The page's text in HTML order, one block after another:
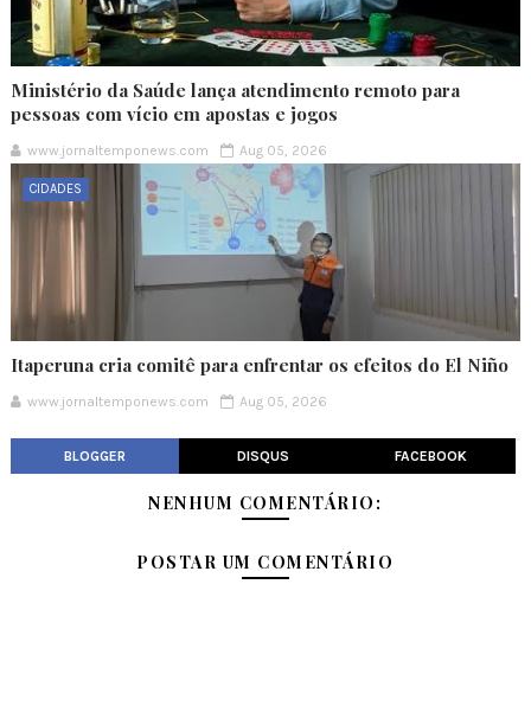
Ministério da Saúde lança atendimento remoto para
pessoas com vício em apostas e jogos
www.jornaltemponews.com Aug 05, 2026
CIDADES
Itaperuna cria comitê para enfrentar os efeitos do El Niño
www.jornaltemponews.com Aug 05, 2026
BLOGGER DISQUS FACEBOOK
NENHUM COMENTÁRIO:
POSTAR UM COMENTÁRIO